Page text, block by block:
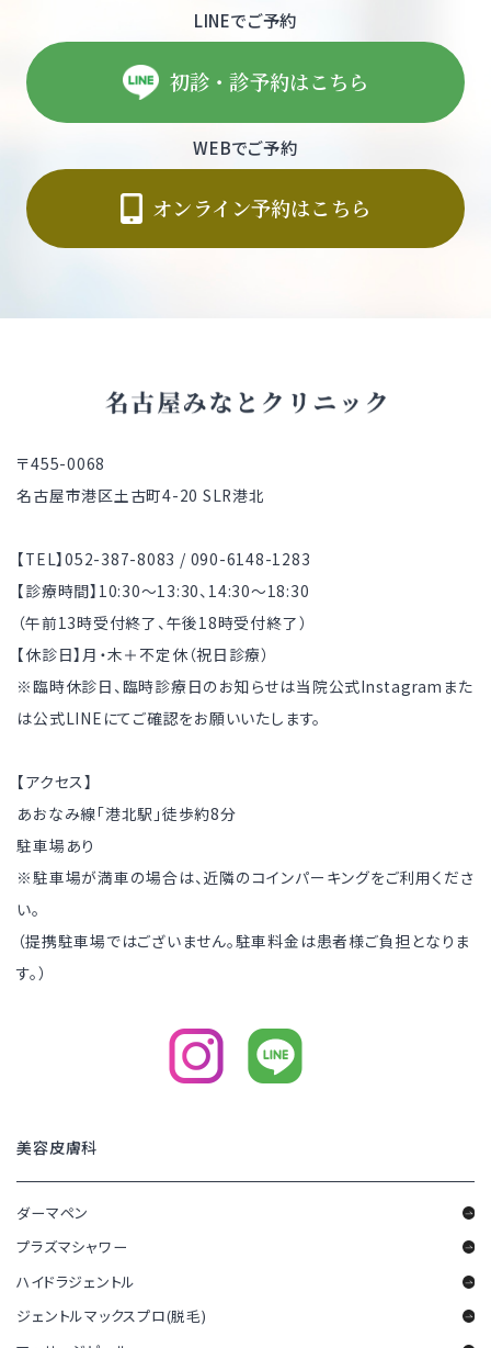
LINEでご予約
初診・診予約はこちら
WEBでご予約
オンライン予約はこちら
〒455-0068
名古屋市港区土古町4-20 SLR港北
【TEL】052-387-8083 / 090-6148-1283
【診療時間】10:30～13:30、14:30～18:30
（午前13時受付終了、午後18時受付終了）
【休診日】月・木＋不定休（祝日診療）
※臨時休診日、臨時診療日のお知らせは当院公式Instagramまた
は公式LINEにてご確認をお願いいたします。
【アクセス】
あおなみ線「港北駅」徒歩約8分
駐車場あり
※駐車場が満車の場合は、近隣のコインパーキングをご利用くださ
い。
（提携駐車場ではございません。駐車料金は患者様ご負担となりま
す。）
美容皮膚科
ダーマペン
プラズマシャワー
ハイドラジェントル
ジェントルマックスプロ(脱毛)